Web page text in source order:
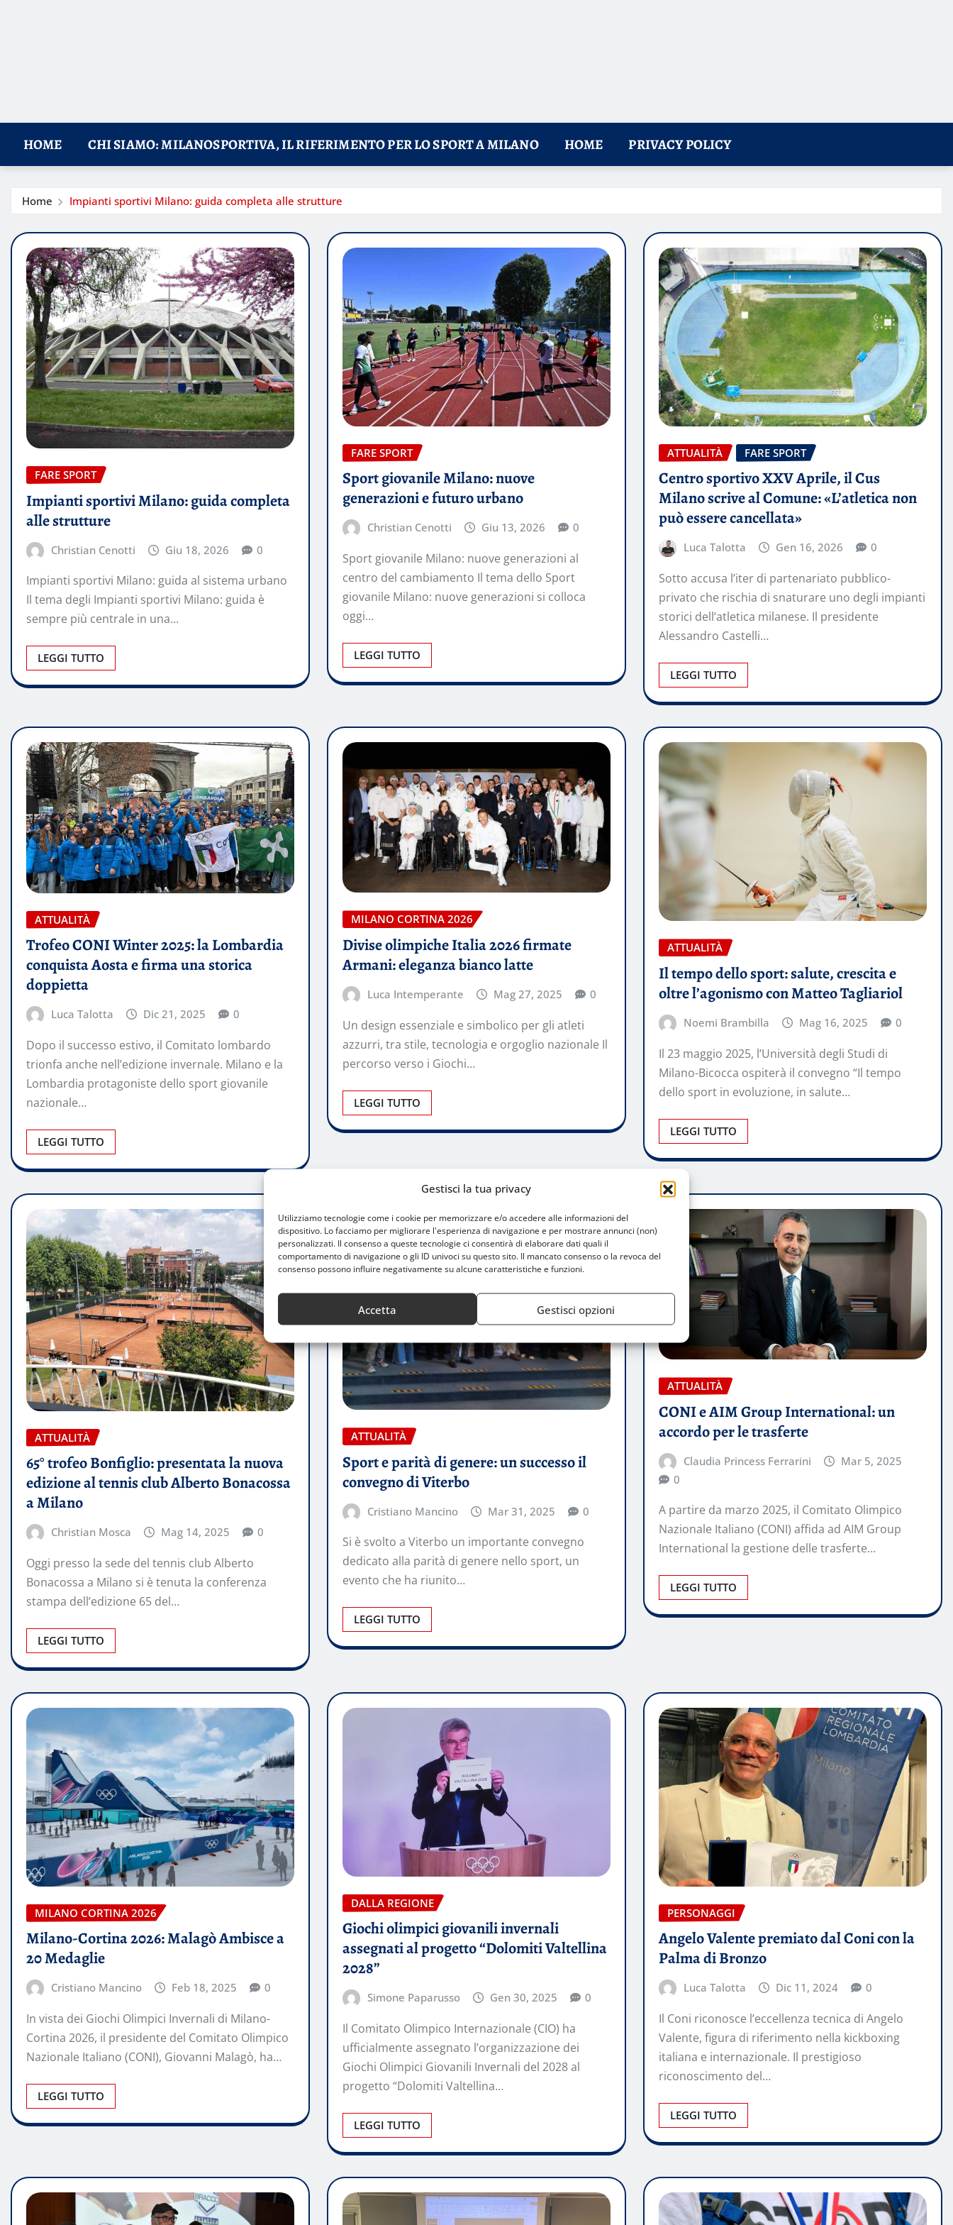
Gestisci la tua privacy
Utilizziamo tecnologie come i cookie per memorizzare e/o accedere alle informazioni del
dispositivo. Lo facciamo per migliorare l'esperienza di navigazione e per mostrare annunci (non)
personalizzati. Il consenso a queste tecnologie ci consentirà di elaborare dati quali il
comportamento di navigazione o gli ID univoci su questo sito. Il mancato consenso o la revoca del
consenso possono influire negativamente su alcune caratteristiche e funzioni.
Accetta Gestisci opzioni
HOME CHI SIAMO: MILANOSPORTIVA, IL RIFERIMENTO PER LO SPORT A MILANO HOME PRIVACY POLICY
Home Impianti sportivi Milano: guida completa alle strutture
FARE SPORT
Impianti sportivi Milano: guida completa
alle strutture
Christian Cenotti Giu 18, 2026 0
Impianti sportivi Milano: guida al sistema urbano
Il tema degli Impianti sportivi Milano: guida è
sempre più centrale in una…
LEGGI TUTTO
FARE SPORT
Sport giovanile Milano: nuove
generazioni e futuro urbano
Christian Cenotti Giu 13, 2026 0
Sport giovanile Milano: nuove generazioni al
centro del cambiamento Il tema dello Sport
giovanile Milano: nuove generazioni si colloca
oggi…
LEGGI TUTTO
ATTUALITÀ FARE SPORT
Centro sportivo XXV Aprile, il Cus
Milano scrive al Comune: «L’atletica non
può essere cancellata»
Luca Talotta Gen 16, 2026 0
Sotto accusa l’iter di partenariato pubblico-
privato che rischia di snaturare uno degli impianti
storici dell’atletica milanese. Il presidente
Alessandro Castelli…
LEGGI TUTTO
ATTUALITÀ
Trofeo CONI Winter 2025: la Lombardia
conquista Aosta e firma una storica
doppietta
Luca Talotta Dic 21, 2025 0
Dopo il successo estivo, il Comitato lombardo
trionfa anche nell’edizione invernale. Milano e la
Lombardia protagoniste dello sport giovanile
nazionale…
LEGGI TUTTO
MILANO CORTINA 2026
Divise olimpiche Italia 2026 firmate
Armani: eleganza bianco latte
Luca Intemperante Mag 27, 2025 0
Un design essenziale e simbolico per gli atleti
azzurri, tra stile, tecnologia e orgoglio nazionale Il
percorso verso i Giochi…
LEGGI TUTTO
ATTUALITÀ
Il tempo dello sport: salute, crescita e
oltre l’agonismo con Matteo Tagliariol
Noemi Brambilla Mag 16, 2025 0
Il 23 maggio 2025, l’Università degli Studi di
Milano-Bicocca ospiterà il convegno “Il tempo
dello sport in evoluzione, in salute…
LEGGI TUTTO
ATTUALITÀ
65° trofeo Bonfiglio: presentata la nuova
edizione al tennis club Alberto Bonacossa
a Milano
Christian Mosca Mag 14, 2025 0
Oggi presso la sede del tennis club Alberto
Bonacossa a Milano si è tenuta la conferenza
stampa dell’edizione 65 del…
LEGGI TUTTO
ATTUALITÀ
Sport e parità di genere: un successo il
convegno di Viterbo
Cristiano Mancino Mar 31, 2025 0
Si è svolto a Viterbo un importante convegno
dedicato alla parità di genere nello sport, un
evento che ha riunito…
LEGGI TUTTO
ATTUALITÀ
CONI e AIM Group International: un
accordo per le trasferte
Claudia Princess Ferrarini
Mar 5, 2025
0
A partire da marzo 2025, il Comitato Olimpico
Nazionale Italiano (CONI) affida ad AIM Group
International la gestione delle trasferte…
LEGGI TUTTO
MILANO CORTINA 2026
Milano-Cortina 2026: Malagò Ambisce a
20 Medaglie
Cristiano Mancino Feb 18, 2025 0
In vista dei Giochi Olimpici Invernali di Milano-
Cortina 2026, il presidente del Comitato Olimpico
Nazionale Italiano (CONI), Giovanni Malagò, ha…
LEGGI TUTTO
DALLA REGIONE
Giochi olimpici giovanili invernali
assegnati al progetto “Dolomiti Valtellina
2028”
Simone Paparusso Gen 30, 2025 0
Il Comitato Olimpico Internazionale (CIO) ha
ufficialmente assegnato l’organizzazione dei
Giochi Olimpici Giovanili Invernali del 2028 al
progetto “Dolomiti Valtellina…
LEGGI TUTTO
PERSONAGGI
Angelo Valente premiato dal Coni con la
Palma di Bronzo
Luca Talotta Dic 11, 2024 0
Il Coni riconosce l’eccellenza tecnica di Angelo
Valente, figura di riferimento nella kickboxing
italiana e internazionale. Il prestigioso
riconoscimento del…
LEGGI TUTTO